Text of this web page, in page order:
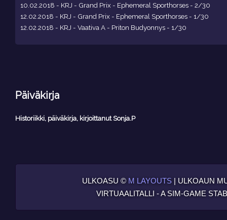
10.02.2018 - KRJ - Grand Prix - Ephemeral Sporthorses - 2/30
12.02.2018 - KRJ - Grand Prix - Ephemeral Sporthorses - 1/30
12.02.2018 - KRJ - Vaativa A - Priton Budyonnys - 1/30
Päiväkirja
Historiikki, päiväkirja, kirjoittanut Sonja.P
ULKOASU © M LAYOUTS| ULKOAUN
VIRTUAALITALLI - A SIM-GAME